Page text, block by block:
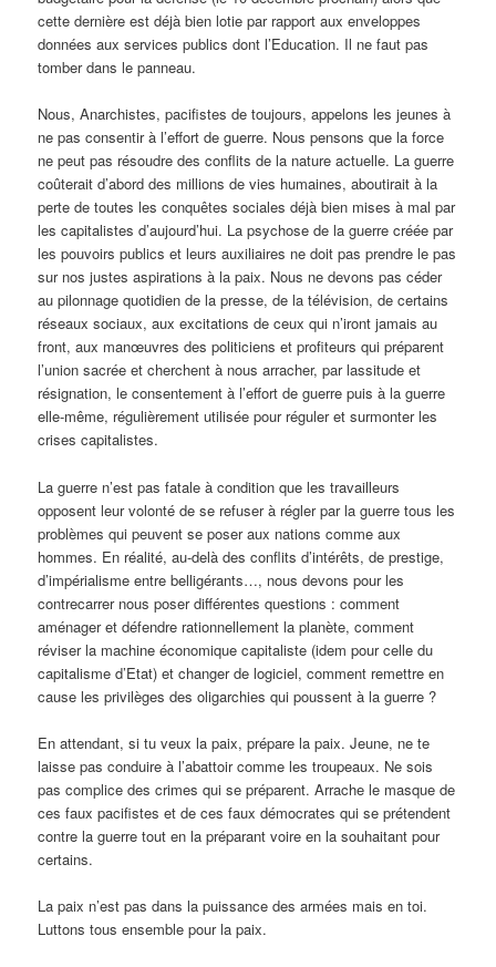
cette dernière est déjà bien lotie par rapport aux enveloppes
données aux services publics dont l’Education. Il ne faut pas
tomber dans le panneau.
Nous, Anarchistes, pacifistes de toujours, appelons les jeunes à
ne pas consentir à l’effort de guerre. Nous pensons que la force
ne peut pas résoudre des conflits de la nature actuelle. La guerre
coûterait d’abord des millions de vies humaines, aboutirait à la
perte de toutes les conquêtes sociales déjà bien mises à mal par
les capitalistes d’aujourd’hui. La psychose de la guerre créée par
les pouvoirs publics et leurs auxiliaires ne doit pas prendre le pas
sur nos justes aspirations à la paix. Nous ne devons pas céder
au pilonnage quotidien de la presse, de la télévision, de certains
réseaux sociaux, aux excitations de ceux qui n’iront jamais au
front, aux manœuvres des politiciens et profiteurs qui préparent
l’union sacrée et cherchent à nous arracher, par lassitude et
résignation, le consentement à l’effort de guerre puis à la guerre
elle-même, régulièrement utilisée pour réguler et surmonter les
crises capitalistes.
La guerre n’est pas fatale à condition que les travailleurs
opposent leur volonté de se refuser à régler par la guerre tous les
problèmes qui peuvent se poser aux nations comme aux
hommes. En réalité, au-delà des conflits d’intérêts, de prestige,
d’impérialisme entre belligérants…, nous devons pour les
contrecarrer nous poser différentes questions : comment
aménager et défendre rationnellement la planète, comment
réviser la machine économique capitaliste (idem pour celle du
capitalisme d’Etat) et changer de logiciel, comment remettre en
cause les privilèges des oligarchies qui poussent à la guerre ?
En attendant, si tu veux la paix, prépare la paix. Jeune, ne te
laisse pas conduire à l’abattoir comme les troupeaux. Ne sois
pas complice des crimes qui se préparent. Arrache le masque de
ces faux pacifistes et de ces faux démocrates qui se prétendent
contre la guerre tout en la préparant voire en la souhaitant pour
certains.
La paix n’est pas dans la puissance des armées mais en toi.
Luttons tous ensemble pour la paix.